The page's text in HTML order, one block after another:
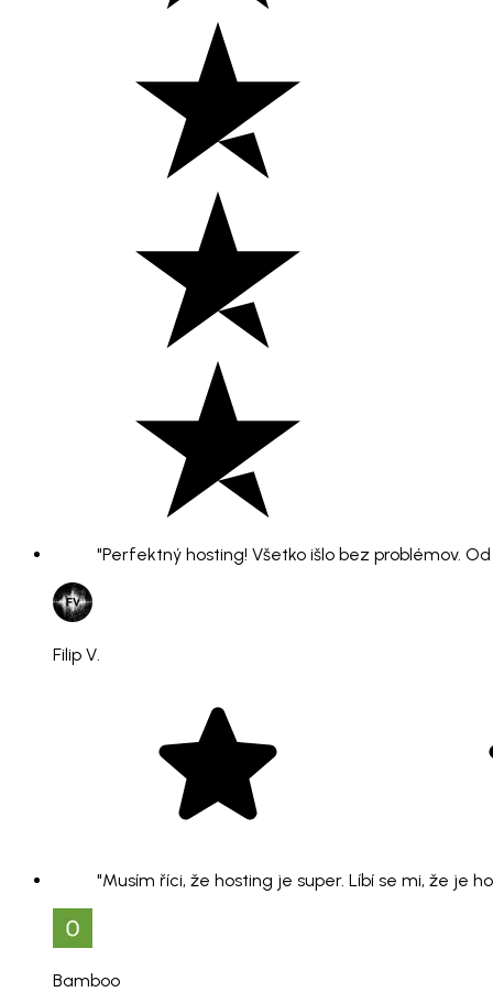
"Perfektný hosting! Všetko išlo bez problémov.
Filip V.
"Musím říci, že hosting je super. Líbí se mi, že je
Bamboo